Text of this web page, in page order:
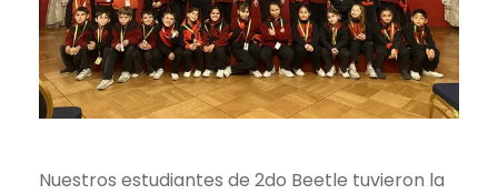
Nuestros estudiantes de 2do Beetle tuvieron la